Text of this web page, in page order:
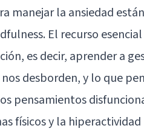
manejar la ansiedad
. El recurso
es decir, aprender a
desborden, y lo que
pensamientos
físicos y la